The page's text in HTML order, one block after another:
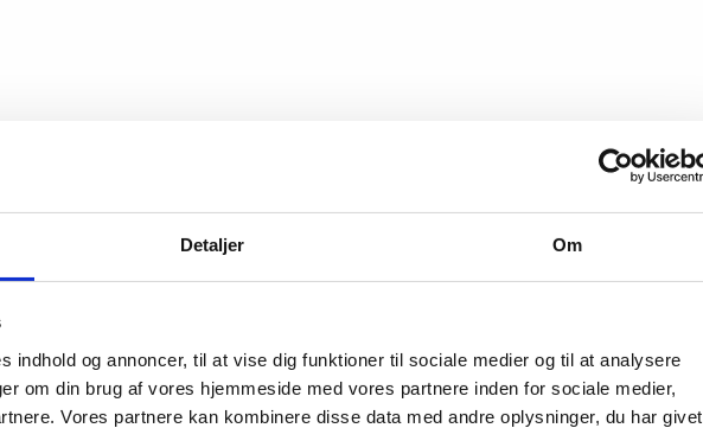
Detaljer Om
indhold og annoncer, til at vise dig funktioner til sociale medier og til at analysere
om din brug af vores hjemmeside med vores partnere inden for sociale medier,
Vores partnere kan kombinere disse data med andre oplysninger, du har givet